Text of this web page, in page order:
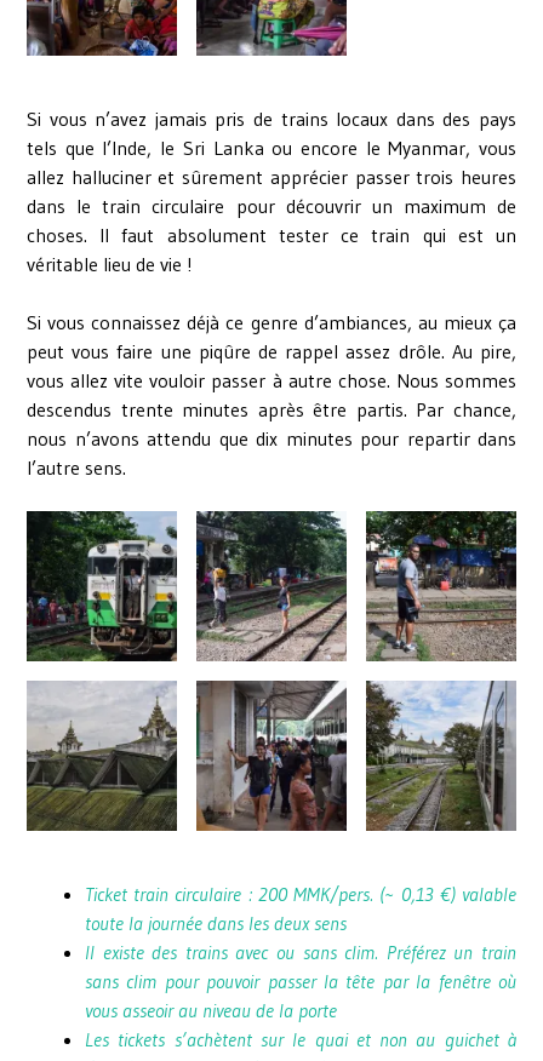
Si vous n’avez jamais pris de trains locaux dans des pays
tels que l’Inde, le Sri Lanka ou encore le Myanmar, vous
allez halluciner et sûrement apprécier passer trois heures
dans le train circulaire pour découvrir un maximum de
choses. Il faut absolument tester ce train qui est un
véritable lieu de vie !
Si vous connaissez déjà ce genre d’ambiances, au mieux ça
peut vous faire une piqûre de rappel assez drôle. Au pire,
vous allez vite vouloir passer à autre chose. Nous sommes
descendus trente minutes après être partis. Par chance,
nous n’avons attendu que dix minutes pour repartir dans
l’autre sens.
Ticket train circulaire : 200 MMK/pers. (~ 0,13 €) valable
toute la journée dans les deux sens
Il existe des trains avec ou sans clim. Préférez un train
sans clim pour pouvoir passer la tête par la fenêtre où
vous asseoir au niveau de la porte
Les tickets s’achètent sur le quai et non au guichet à